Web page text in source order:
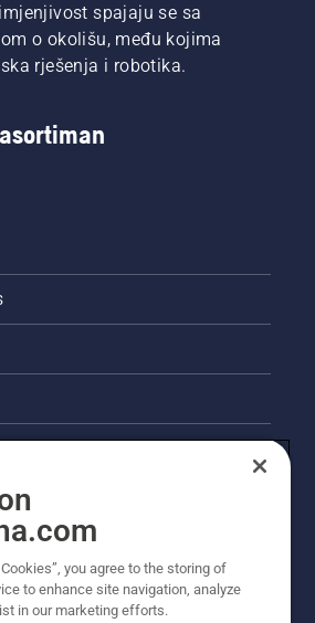
spajaju se sa
o okolišu, među kojima
rješenja i robotika.
o proizvodu
tvrtke Husqvarna
you agree to the storing of
to enhance site navigation, analyze
in our marketing efforts.